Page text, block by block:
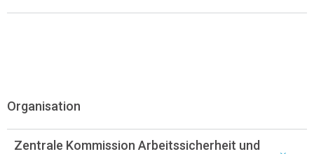
Organisation
Zentrale Kommission Arbeitssicherheit und